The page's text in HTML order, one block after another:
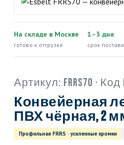
На складе в Москве
готово к отгрузке
1–3 дня
срок
Артикул: FRRS70 · Код
Конвейерная
ПВХ чёрная, 2
Профильная FRRS · усиленные кромки